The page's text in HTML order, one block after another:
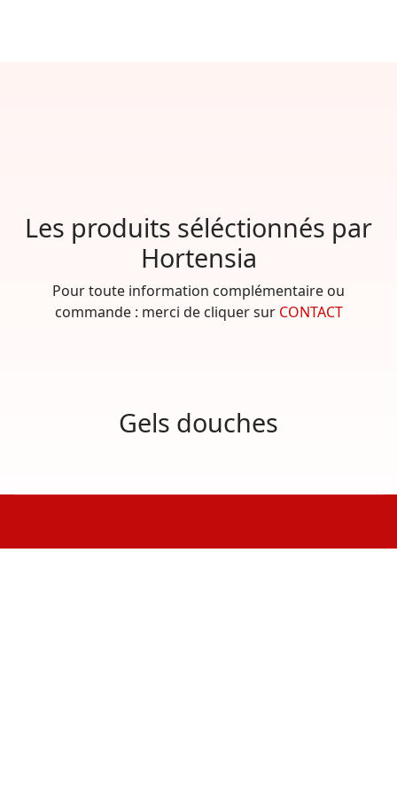
Les produits séléctionnés par
Hortensia
Pour toute information complémentaire ou
commande : merci de cliquer sur CONTACT
Gels douches